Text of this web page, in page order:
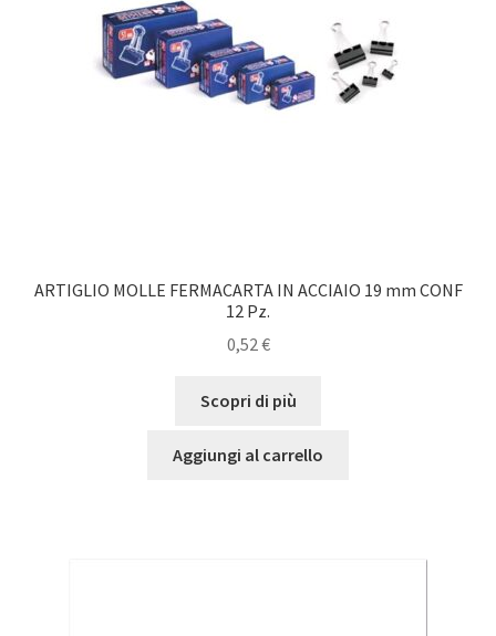
ARTIGLIO MOLLE FERMACARTA IN ACCIAIO 19 mm CONF
12 Pz.
0,52€
Scopri di più
Aggiungi al carrello